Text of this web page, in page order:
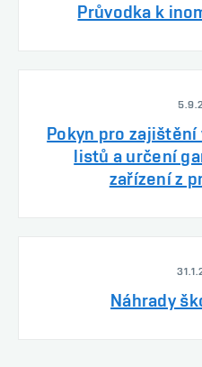
Průvodka k
Pokyn pro
listů a určení
zařízení z
Náhrady